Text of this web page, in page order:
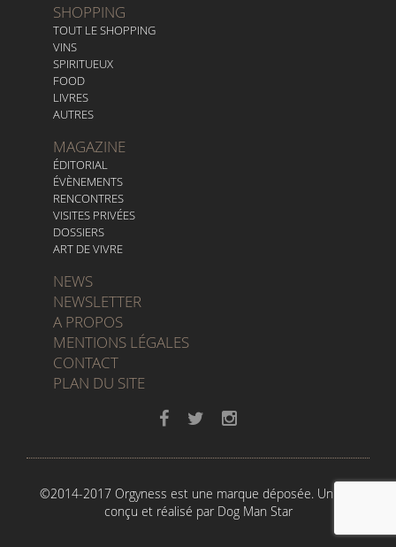
SHOPPING
TOUT LE SHOPPING
VINS
SPIRITUEUX
FOOD
LIVRES
AUTRES
MAGAZINE
ÉDITORIAL
ÉVÈNEMENTS
RENCONTRES
VISITES PRIVÉES
DOSSIERS
ART DE VIVRE
NEWS
NEWSLETTER
A PROPOS
MENTIONS LÉGALES
CONTACT
PLAN DU SITE
©2014-2017 Orgyness est une marque déposée. Un site
conçu et réalisé par Dog Man Star